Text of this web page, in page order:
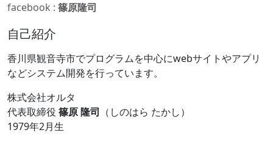
facebook : 篠原隆司
自己紹介
香川県観音寺市でプログラムを中心にwebサイトやアプリ
などシステム開発を行っています。
株式会社オルタ
代表取締役 篠原 隆司 （しのはら たかし）
1979年2月生